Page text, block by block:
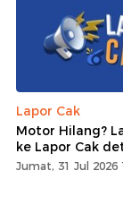
Lapor Cak
Motor Hilang?
ke Lapor Cak
Jumat, 31 Jul 2026